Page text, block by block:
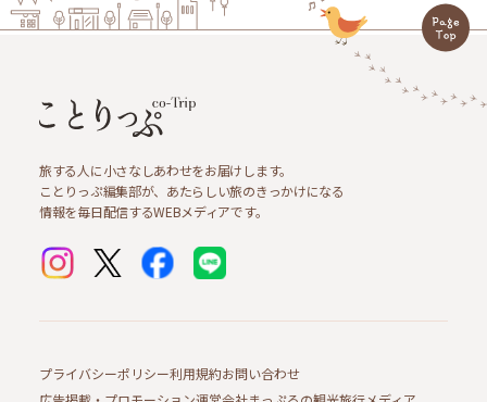
旅する人に小さなしあわせをお届けします。
ことりっぷ編集部が、あたらしい旅のきっかけになる
情報を毎日配信するWEBメディアです。
プライバシーポリシー利用規約お問い合わせ